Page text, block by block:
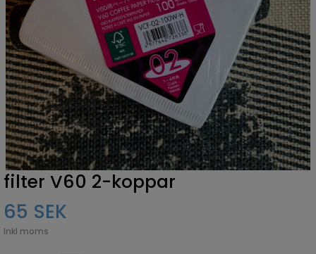
filter V60 2-koppar
65 SEK
Inkl moms